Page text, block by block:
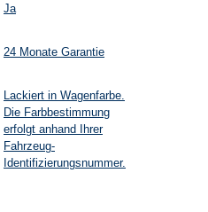
Ja
24 Monate Garantie
Lackiert in Wagenfarbe.
Die Farbbestimmung
erfolgt anhand Ihrer
Fahrzeug-
Identifizierungsnummer.